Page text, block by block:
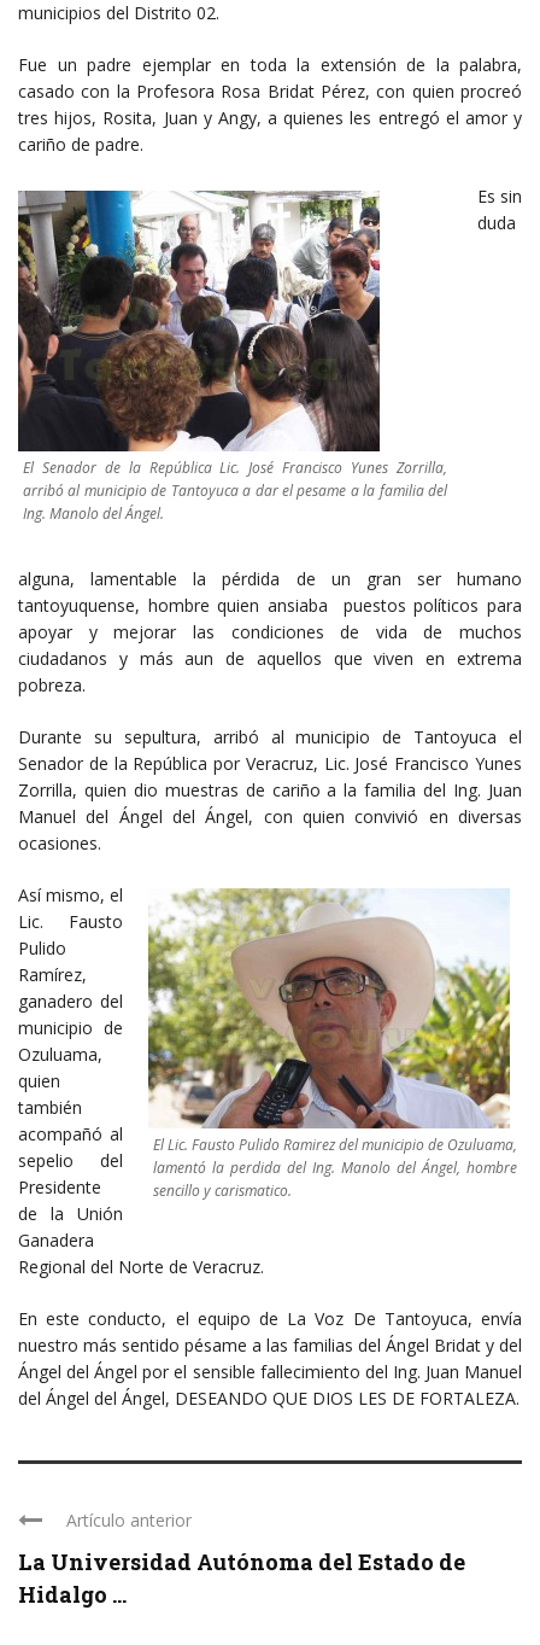
municipios del Distrito 02.
Fue un padre ejemplar en toda la extensión de la palabra,
casado con la Profesora Rosa Bridat Pérez, con quien procreó
tres hijos, Rosita, Juan y Angy, a quienes les entregó el amor y
cariño de padre.
El Senador de la República Lic. José Francisco Yunes Zorrilla,
arribó al municipio de Tantoyuca a dar el pesame a la familia del
Ing. Manolo del Ángel.
Es sin
duda
alguna, lamentable la pérdida de un gran ser humano
tantoyuquense, hombre quien ansiaba puestos políticos para
apoyar y mejorar las condiciones de vida de muchos
ciudadanos y más aun de aquellos que viven en extrema
pobreza.
Durante su sepultura, arribó al municipio de Tantoyuca el
Senador de la República por Veracruz, Lic. José Francisco Yunes
Zorrilla, quien dio muestras de cariño a la familia del Ing. Juan
Manuel del Ángel del Ángel, con quien convivió en diversas
ocasiones.
El Lic. Fausto Pulido Ramirez del municipio de Ozuluama,
lamentó la perdida del Ing. Manolo del Ángel, hombre
sencillo y carismatico.
Así mismo, el
Lic. Fausto
Pulido
Ramírez,
ganadero del
municipio de
Ozuluama,
quien
también
acompañó al
sepelio del
Presidente
de la Unión
Ganadera
Regional del Norte de Veracruz.
En este conducto, el equipo de La Voz De Tantoyuca, envía
nuestro más sentido pésame a las familias del Ángel Bridat y del
Ángel del Ángel por el sensible fallecimiento del Ing. Juan Manuel
del Ángel del Ángel, DESEANDO QUE DIOS LES DE FORTALEZA.
Artículo anterior
La Universidad Autónoma del Estado de
Hidalgo ...